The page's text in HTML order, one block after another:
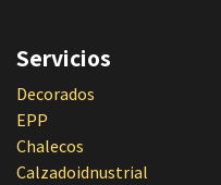
Servicios
Decorados
EPP
Chalecos
Calzadoidnustrial